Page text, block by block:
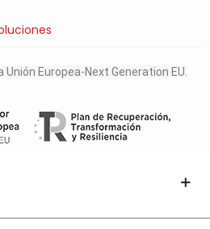
Europea-Next Generation EU.